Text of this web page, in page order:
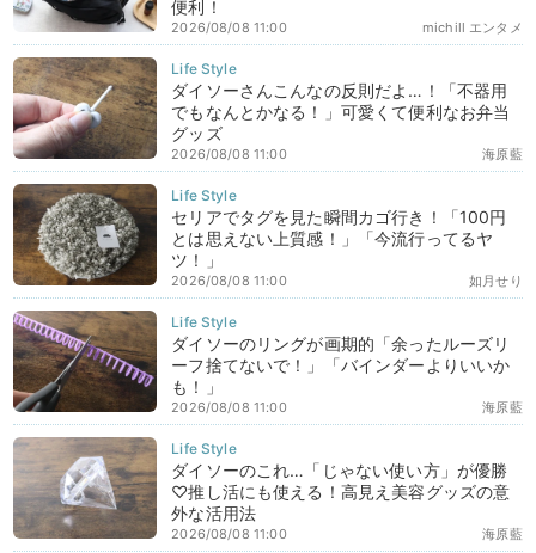
便利！
michill エンタメ
2026/08/08 11:00
ダイソーさんこんなの反則だよ…！「不器用
でもなんとかなる！」可愛くて便利なお弁当
グッズ
海原藍
2026/08/08 11:00
セリアでタグを見た瞬間カゴ行き！「100円
とは思えない上質感！」「今流行ってるヤ
ツ！」
如月せり
2026/08/08 11:00
ダイソーのリングが画期的「余ったルーズリ
ーフ捨てないで！」「バインダーよりいいか
も！」
海原藍
2026/08/08 11:00
ダイソーのこれ…「じゃない使い方」が優勝
♡推し活にも使える！高見え美容グッズの意
外な活用法
海原藍
2026/08/08 11:00